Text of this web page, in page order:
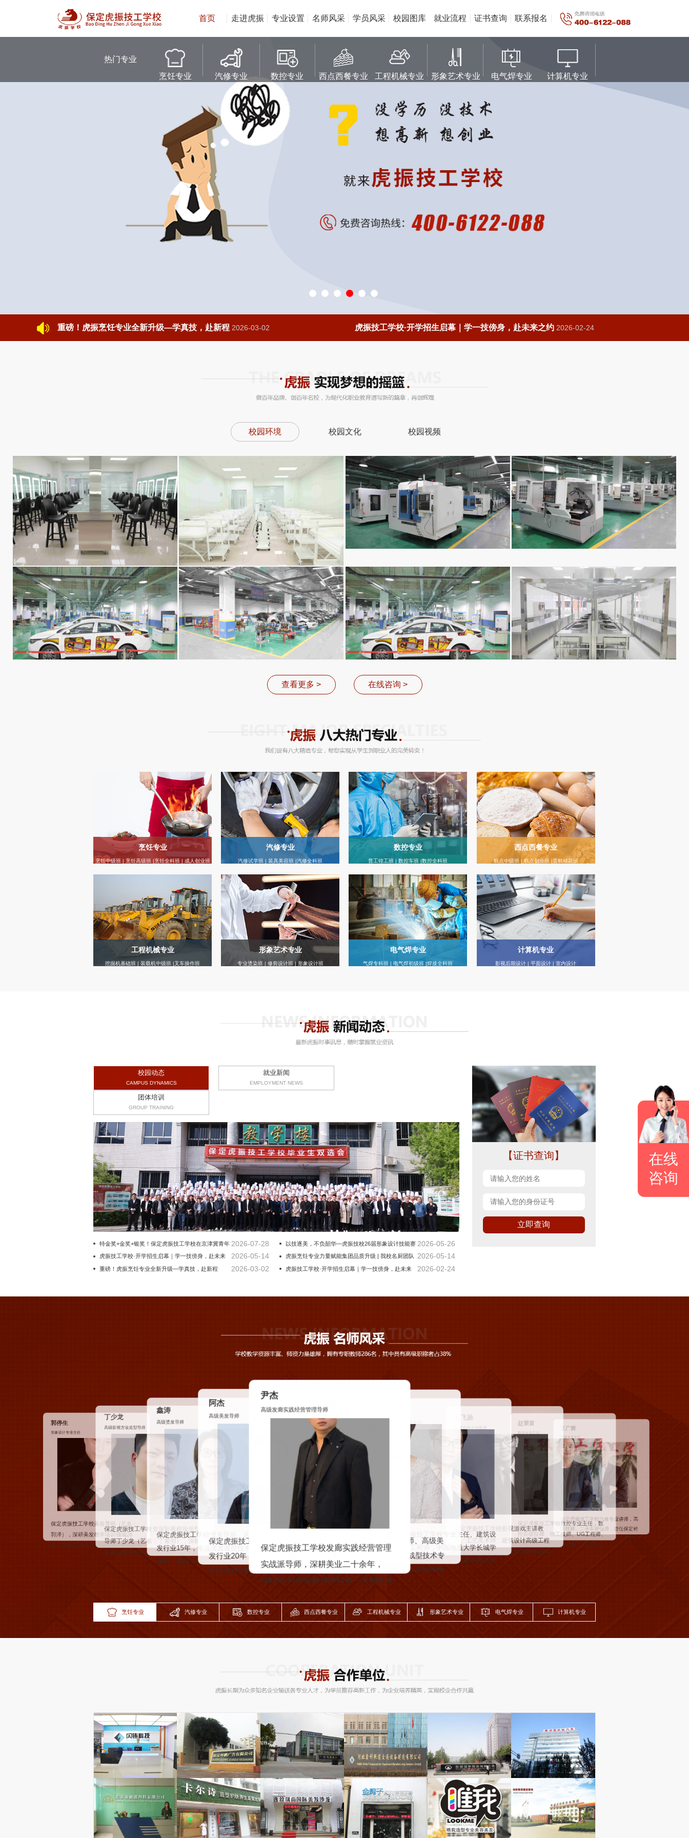
首页 走进虎振 专业设置 名师风采 学员风采 校园图库 就业流程 证书查询 联系报名
热门专业
烹饪专业
汽修专业 数控专业 西点西餐专业 工程机械专业 形象艺术专业 电气焊专业 计算机专业
重磅！虎振烹饪专业全新升级—学真技，赴新程 2026-03-02 虎振技工学校·开学招生启幕｜学一技傍身，赴未来之约 2026-02-24
校园环境 校园文化 校园视频
形象设计专业（形象艺术专业） 形象设计专业（形象艺术专业） 数控专业 数控专业
查看更多 >
在线咨询 >
烹饪专业
烹饪中级班 | 烹饪高级班 |烹饪全科班 | 成人创业班
汽修专业
汽修试学班 | 装具美容班 |汽修全科班
数控专业
普工钳工班 | 数控车班 |数控全科班
西点西餐专业
糕点中级班 | 糕点创业班 |蛋糕裱花班
工程机械专业
挖掘机基础班 | 装载机中级班 |叉车操作班
形象艺术专业
专业烫染班 | 修剪设计班 | 形象设计班
电气焊专业
气焊专科班 | 电气焊初级班 |焊接全科班
计算机专业
影视后期设计 | 平面设计 | 室内设计
校园动态
CAMPUS DYNAMICS
就业新闻
EMPLOYMENT NEWS
团体培训
GROUP TRAINING
特金奖+金奖+银奖！保定虎振技工学校在京津冀青年
厨师锦标赛斩获重磅佳绩
2026-07-28
以技逐美，不负韶华—虎振技校26届形象设计技能赛
颁奖典礼落幕
2026-05-26
虎振技工学校·开学招生启幕｜学一技傍身，赴未来
之约
2026-05-14
虎振烹饪专业力量赋能集团品质升级 | 我校名厨团队
担纲贺阳高级中学食堂评优评委
2026-05-14
重磅！虎振烹饪专业全新升级—学真技，赴新程 2026-03-02
虎振技工学校·开学招生启幕｜学一技傍身，赴未来
2026-02-24
【证书查询】
立即查询
祝鹏
计算机专业主任
保定虎振技工学校专业主任、建筑设
计高级工程师，中国地质大学长城学
院、北京邮电大学、北京青年政治学
院艺术学院客座教授，中国交通集团
专业顾问及特聘讲师、中国油气中心...
保定虎振技工学校影视游戏主讲教
师、工艺美术师、建筑设计高级工程
师，毕业于中国美术学院游戏动画专
业。曾参与《龙之谷》《奇迹手游》
《记忆重现》《隐形守护者》《选
剧》...
保定虎振技工学校数控专业主任，数
控高级技师、钳工技师、UG工程师、
电加工工程师，国家机械工业信息化
部骨干人员，省模具协会骨干人员，
保定市技术能手。曾任华北石油第...
王广辉
保定虎振技工学校汽修专业讲师，高
级技师、二手车评估师，曾任保定乾
坤汽修厂、北京众义达上海大众4S
店、北京拓佳诚马自达4S店、保定天
郭停生
形象设计专业主任
保定虎振技工学校美发导师（艺名：
郭泽），深耕美发教学培训领域26
载，国家等级考评员、高级美发技
师、河北省美发行业技术能手，全国
性美发大赛特邀评委、美容美发星级
评...
丁少龙
高级影视古妆造型导师
保定虎振技工学校资深影视梳妆造型
导师丁少龙（艺名：丁紫朔），深耕
影视梳妆造型领域近20年，累计参与
电影、电视剧、网剧、顶流综艺、国
家级晚会等项目超百个，历任发型...
鑫涛
高级烫发导师
保定虎振技工学校烫发导师，从事美
发行业15年，专注烫发发型技术设计
领域，掌握冷烫、热烫核心原理，多
次赴日韩研习沙龙级高端烫发技术，
阿杰
高级美发导师
保定虎振技工学校美发导师，从事美
发行业20年，曾在北京审美salon任发
型设计师5年并赴日韩进修潮流美发技
术，后创立个人工作室，2017—2025
尹杰
高级发廊实践经营管理导师
保定虎振技工学校发廊实践经营管理
实战派导师，深耕美业二十余年，
2008年起在安新成功打造三大知名美
发品牌，单店年业绩突破100万元，构
建全链路发廊经营管理体系。
杨炳仙
高级美容导师
保定虎振技工学校美容导师、高级美
容师，深耕美业35年的实战型技术专
家，持有国家高级美容师及高级纹绣
师双重职业资格认证，中国首届国际
纹绣大赛评委，北京爱美丽亚生物...
烹饪专业 汽修专业 数控专业 西点西餐专业 工程机械专业 形象艺术专业 电气焊专业 计算机专业
在线
咨询